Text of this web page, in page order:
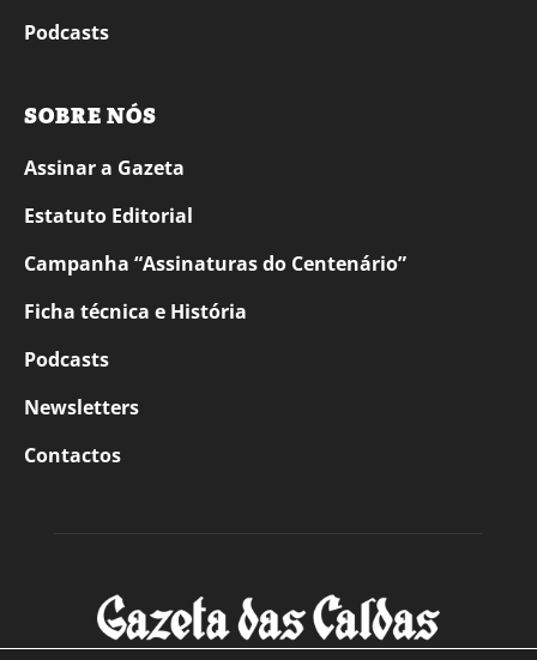
Podcasts
SOBRE NÓS
Assinar a Gazeta
Estatuto Editorial
Campanha “Assinaturas do Centenário”
Ficha técnica e História
Podcasts
Newsletters
Contactos